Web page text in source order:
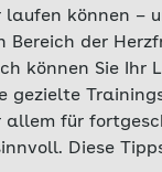
laufen können –
Bereich der
können Sie Ihr
gezielte
allem für
Diese